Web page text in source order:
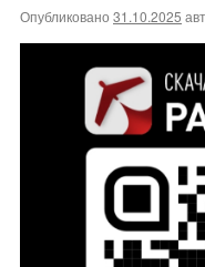
Опубликовано 31.10.2025